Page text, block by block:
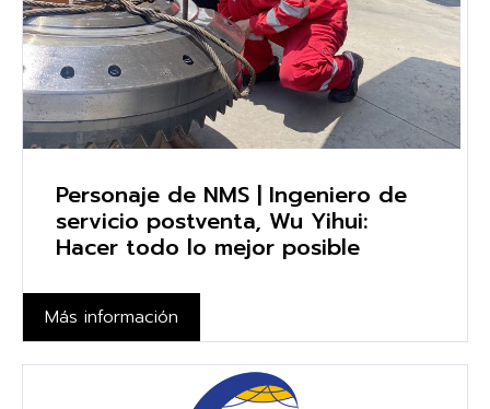
Personaje de NMS | Ingeniero de
servicio postventa, Wu Yihui:
Hacer todo lo mejor posible
Más información